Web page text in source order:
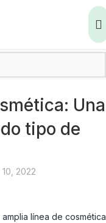
Una
tipo de
2022
línea de cosmética